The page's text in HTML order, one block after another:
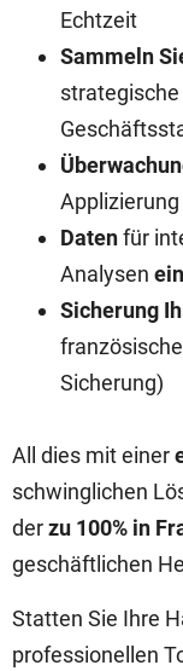
Echtzeit
Sammeln
Datenfür
Analysen
Sicherung
Sicherung)
All dies mit einer
schwinglichen
derzu 100% in
geschäftlichen
Statten Sie Ihre
professionellen